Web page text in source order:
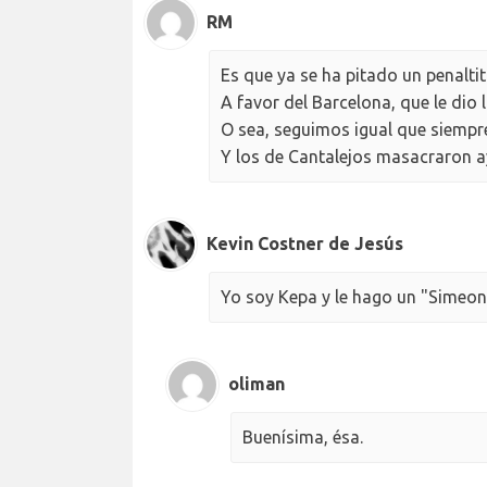
RM
Es que ya se ha pitado un
A favor del Barcelona, que le dio
O sea, seguimos igual que
Y los de Cantalejos masacraron
Kevin Costner de Jesús
Yo soy Kepa y le hago un
oliman
Buenísima, ésa.